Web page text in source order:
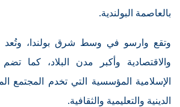
بالعاصمة البولندية.
وتقع وارسو في وسط شرق بولندا، وتُعد
والاقتصادية وأكبر مدن البلاد، كما تضم
الإسلامية المؤسسية التي تخدم المجتمع
الدينية والتعليمية والثقافية.